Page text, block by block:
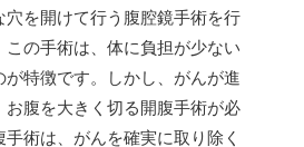
穴を開けて行う腹腔鏡手術を行
この手術は、体に負担が少ない
が特徴です。しかし、がんが進
お腹を大きく切る開腹手術が必
術は、がんを確実に取り除く